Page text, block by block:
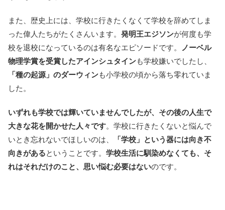
また、歴史上には、学校に行きたくなくて学校を辞めてしま
った偉人たちがたくさんいます。 発明王エジソンが何度も学
校を退校になっているのは有名なエピソードです。
ノーベル
物理学賞を受賞したアインシュタインも学校嫌いでしたし、
「種の起源」のダーウィンも小学校の頃から落ち零れていま
した。
いずれも学校では輝いていませんでしたが、その後の人生で
大きな花を開かせた人々です。学校に行きたくないと悩んで
いとき忘れないでほしいのは、
「学校」という器には向き不
向きがあるということです。 学校生活に馴染めなくても、そ
れはそれだけのこと、思い悩む必要はないのです。